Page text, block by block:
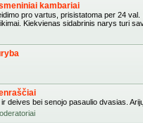
kambariai
pro vartus, prisistatoma per 24 val.
Kiekvienas sidabrinis narys turi
deives bei senojo pasaulio dvasias.